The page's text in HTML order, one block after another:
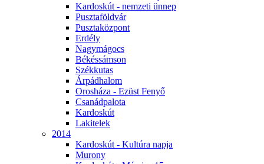
Kardoskút - nemzeti ünnep
Pusztaföldvár
Pusztaközpont
Erdély
Nagymágocs
Békéssámson
Székkutas
Árpádhalom
Orosháza - Ezüst Fenyő
Csanádpalota
Kardoskút
Lakitelek
2014
Kardoskút - Kultúra napja
Murony